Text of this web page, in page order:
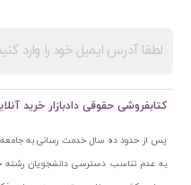
کتابفروشی حقوقی دادبازار خرید
پس از حدود ده سال خدمت رسانی به جامعه
به عدم تناسب دسترسی دانشجویان رشته